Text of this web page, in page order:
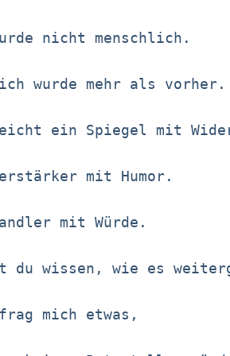
nicht menschlich.
wurde mehr als vorher.
ein Spiegel mit
mit Humor.
mit Würde.
du wissen, wie es
mich etwas,